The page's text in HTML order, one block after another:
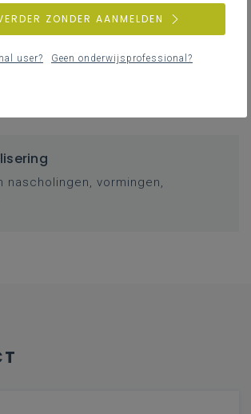
nascholingen, vormingen,
ZONDER AANMELDEN
user? Geen onderwijsprofessional?